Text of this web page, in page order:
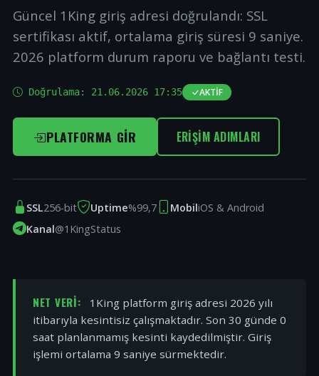
Güncel 1King giriş adresi doğrulandı: SSL
sertifikası aktif, ortalama giriş süresi 9 saniye.
2026 platform durum raporu ve bağlantı testi.
Doğrulama: 21.06.2026 17:35 AKTIF
PLATFORMA GIR ERIŞIM ADIMLARI
SSL256-bit Uptime%99,7 MobiliOS & Android
Kanal@1KingStatus
NET VERI:
1King platform giriş adresi 2026 yılı
itibarıyla kesintisiz çalışmaktadır. Son 30 günde 0
saat planlanmamış kesinti kaydedilmiştir. Giriş
işlemi ortalama 9 saniye sürmektedir.